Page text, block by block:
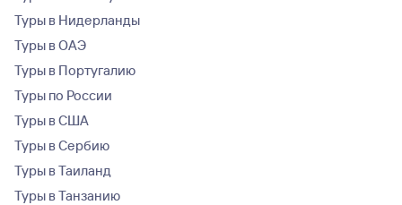
Туры в Нидерланды
Туры в ОАЭ
Туры в Португалию
Туры по России
Туры в США
Туры в Сербию
Туры в Таиланд
Туры в Танзанию